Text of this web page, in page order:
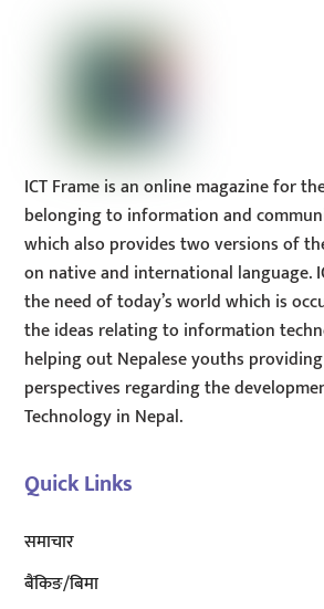
ICT Frame is an online magazine for
belonging to information and
which also provides two versions of
on native and international language.
the need of today’s world which is
the ideas relating to information
helping out Nepalese youths
perspectives regarding the
Technology in Nepal.
Quick Links
समाचार
बैंकिङ/बिमा